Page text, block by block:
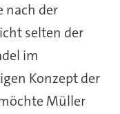
nach der
selten der
im
Konzept der
Müller